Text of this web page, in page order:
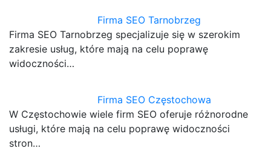
Firma SEO Tarnobrzeg
Firma SEO Tarnobrzeg specjalizuje się w szerokim
zakresie usług, które mają na celu poprawę
widoczności…
Firma SEO Częstochowa
W Częstochowie wiele firm SEO oferuje różnorodne
usługi, które mają na celu poprawę widoczności
stron…